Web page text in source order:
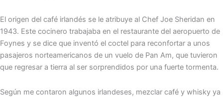
El origen del café irlandés se le atribuye al Chef Joe Sheridan en
1943. Este cocinero trabajaba en el restaurante del aeropuerto de
Foynes y se dice que inventó el coctel para reconfortar a unos
pasajeros norteamericanos de un vuelo de Pan Am, que tuvieron
que regresar a tierra al ser sorprendidos por una fuerte tormenta.
Según me contaron algunos irlandeses, mezclar café y whisky ya